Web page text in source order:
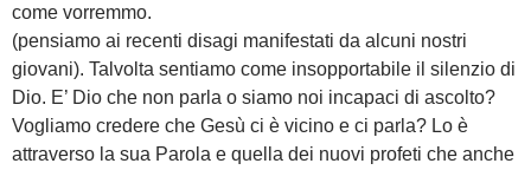
come vorremmo.
(pensiamo ai recenti disagi manifestati da alcuni nostri
giovani). Talvolta sentiamo come insopportabile il silenzio di
Dio. E’ Dio che non parla o siamo noi incapaci di ascolto?
Vogliamo credere che Gesù ci è vicino e ci parla? Lo è
attraverso la sua Parola e quella dei nuovi profeti che anche